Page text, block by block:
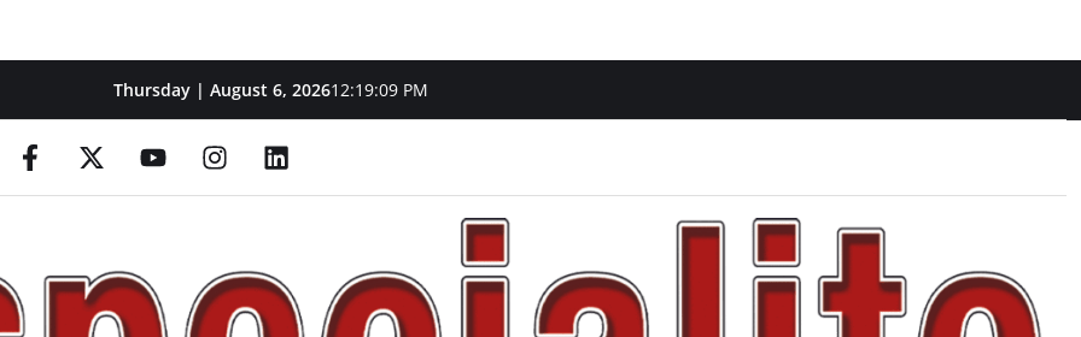
Thursday | August 6, 202612:19:10 PM